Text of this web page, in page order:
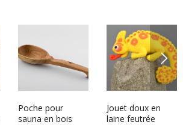
Poche pour
sauna en bois
Jouet doux en
laine feutrée
NEXT
Backgammon de
bois
Backgammon en
bois